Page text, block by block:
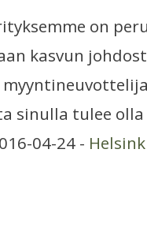
on
kasvun
sinulla tulee
04-24 -